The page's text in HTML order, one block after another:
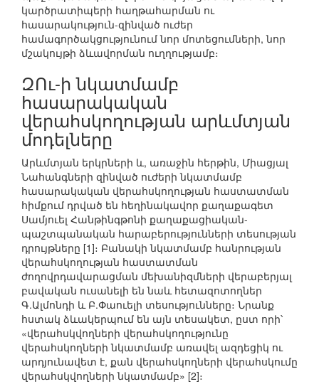
կարծրատիպերի հաղթահարման ու
հասարակություն-զինված ուժեր
համագործակցությունում նոր մոտեցումների, նոր
մշակույթի ձևավորման ուղղությամբ։
ԶՈւ-ի նկատմամբ
հասարակական
վերահսկողության արևմտյան
մոդելները
Արևմտյան երկրների և, առաջին հերթին, Միացյալ
Նահանգների զինված ուժերի նկատմամբ
հասարակական վերահսկողության հաստատման
հիմքում դրված են հեղինակավոր քաղաքագետ
Սամյուել Հանթինգթոնի քաղաքացիական-
պաշտպանական հարաբերությունների տեսության
դրույթները [1]։ Բանակի նկատմամբ հանրության
վերահսկողության հաստատման
ժողովրդավարացման մեխանիզմների վերաբերյալ
բավական ուսանելի են նաև հետազոտողներ
Գ.Ալմոնդի և Բ.Փաուելի տեսությունները։ Նրանք
հստակ ձևակերպում են այն տեսակետ, ըստ որի՝
«վերահսկվողների վերահսկողությունը
վերահսկողների նկատմամբ առավել ազդեցիկ ու
արդյունավետ է, քան վերահսկողների վերահսկումը
վերահսկվողների նկատմամբ» [2]։